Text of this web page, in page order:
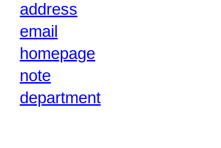
address
email
homepage
note
department